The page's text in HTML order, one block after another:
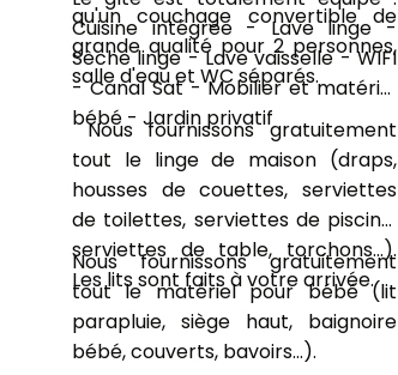
qu'un couchage convertible de
grande qualité pour 2 personnes,
salle d'eau et WC séparés.
Cuisine intégrée - Lave linge -
Sèche linge - Lave vaisselle - WIFI
- Canal Sat - Mobilier et matériel
bébé - Jardin privatif
Nous fournissons gratuitement
tout le linge de maison (draps,
housses de couettes, serviettes
de toilettes, serviettes de piscine,
serviettes de table, torchons...).
Les lits sont faits à votre arrivée.
Nous fournissons gratuitement
tout le matériel pour bébé (lit
parapluie, siège haut, baignoire
bébé, couverts, bavoirs...).